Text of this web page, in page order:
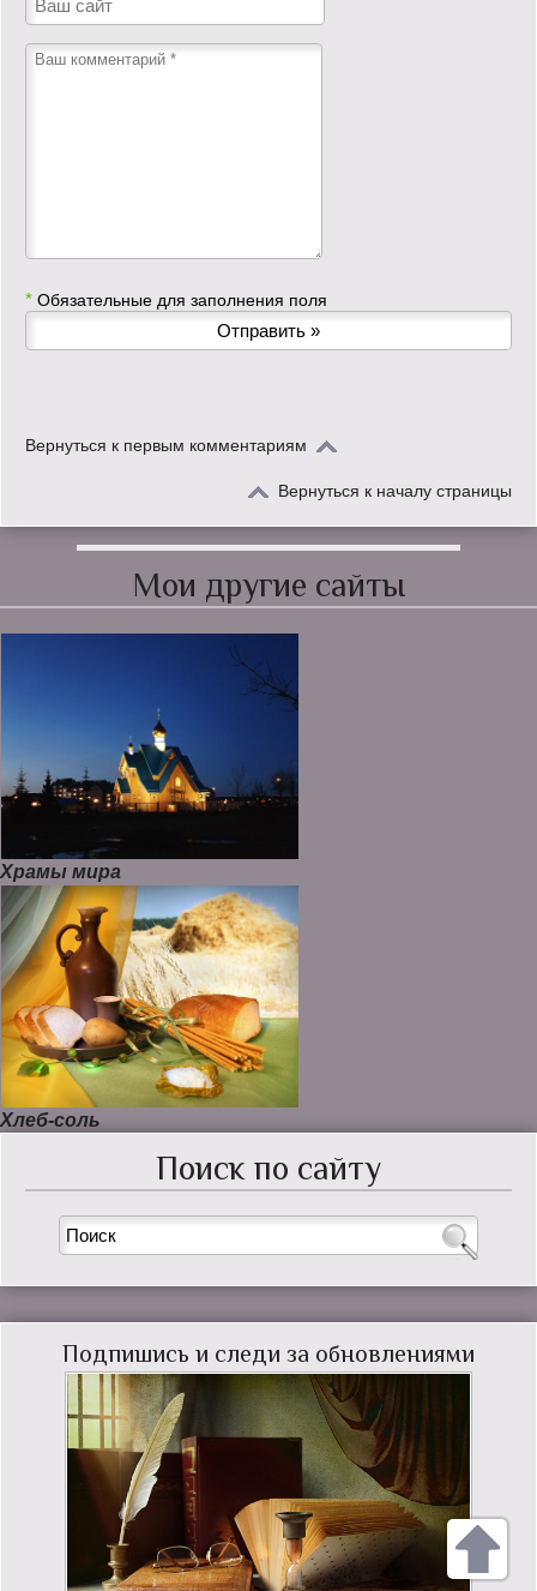
* Обязательные для заполнения поля
Вернуться к первым комментариям
Вернуться к началу страницы
Мои другие сайты
Храмы мира
Хлеб-соль
Поиск по сайту
Подпишись и следи за обновлениями